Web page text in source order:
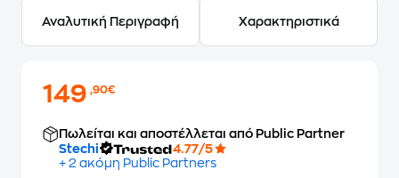
Αναλυτική Περιγραφή Χαρακτηριστικά
149,90€
Πωλείται και αποστέλλεται από Public Partner
Stechi
4.77/5
+ 2 ακόμη Public Partners